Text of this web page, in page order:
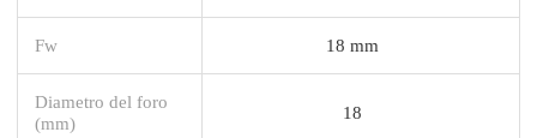
Fw 18 mm
Diametro del foro
(mm)
18